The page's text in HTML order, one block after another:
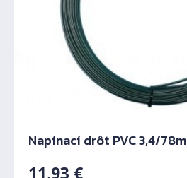
Napínací drôt PVC 3,4/78m
11,93 €